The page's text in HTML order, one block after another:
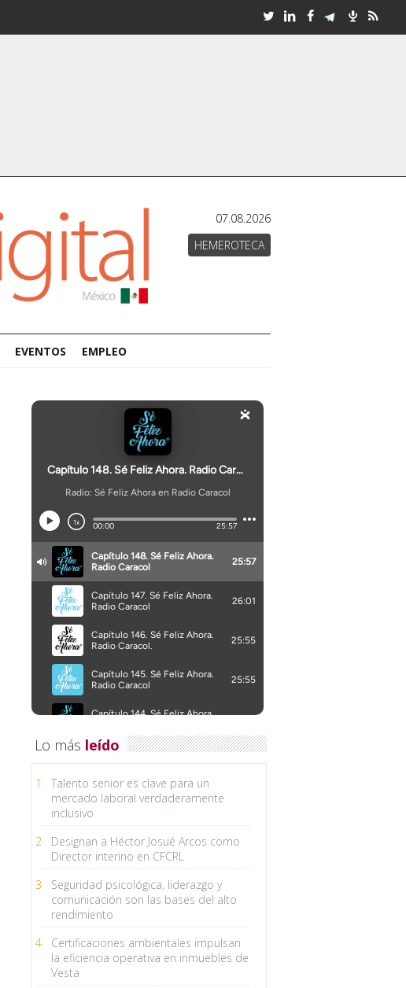
07.08.2026
HEMEROTECA
EVENTOS EMPLEO
Lo más leído
1
Talento senior es clave para un
mercado laboral verdaderamente
inclusivo
2
Designan a Héctor Josué Arcos como
Director interino en CFCRL
3
Seguridad psicológica, liderazgo y
comunicación son las bases del alto
rendimiento
4
Certificaciones ambientales impulsan
la eficiencia operativa en inmuebles de
Vesta